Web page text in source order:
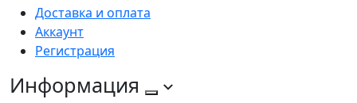
Доставка и оплата
Аккаунт
Регистрация
Информация